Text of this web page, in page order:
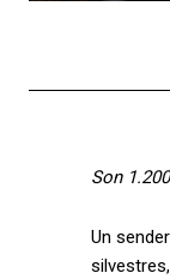
Son
Un